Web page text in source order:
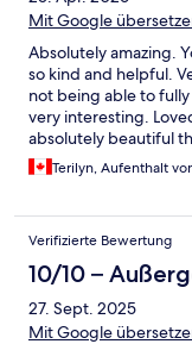
Mit Google
Absolutely amazing.
so kind and helpful.
not being able to
very interesting.
absolutely beautiful
to eat it all (it's a lot of
onsen is amazing.
Terilyn, Aufenthalt
Verifizierte Bewertung
10/10 –
27. Sept. 2025
Mit Google